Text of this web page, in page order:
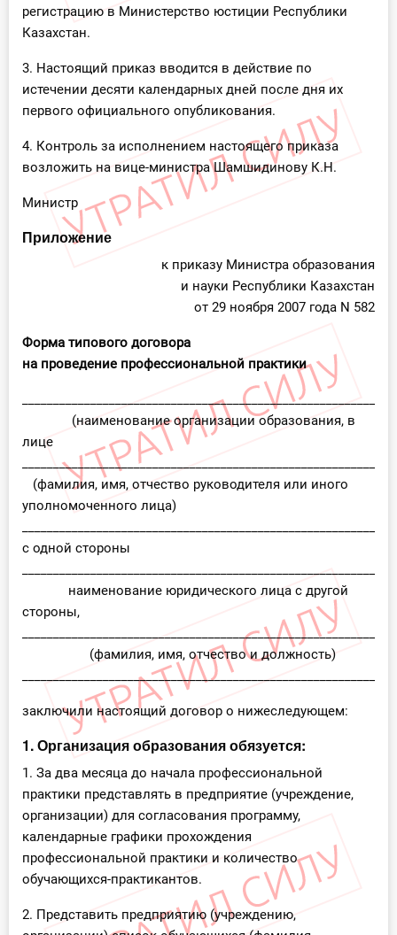
Учет по отраслям
Юридический помощник
Интернет-магазин
О Системе
Тарифы
регистрацию в Министерство юстиции Республики
Казахстан.
3. Настоящий приказ вводится в действие по
истечении десяти календарных дней после дня их
первого официального опубликования.
4. Контроль за исполнением настоящего приказа
возложить на вице-министра Шамшидинову К.Н.
Министр
Приложение
к приказу Министра образования
и науки Республики Казахстан
от 29 ноября 2007 года N 582
Форма типового договора
на проведение профессиональной практики
(наименование организации образования, в
лице
(фамилия, имя, отчество руководителя или иного
уполномоченного лица)
с одной стороны
наименование юридического лица с другой
стороны,
(фамилия, имя, отчество и должность)
заключили настоящий договор о нижеследующем:
1. Организация образования обязуется:
1. За два месяца до начала профессиональной
практики представлять в предприятие (учреждение,
организации) для согласования программу,
календарные графики прохождения
профессиональной практики и количество
обучающихся-практикантов.
2. Представить предприятию (учреждению,